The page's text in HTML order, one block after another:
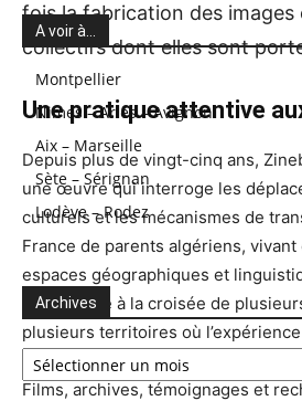
fois la fabrication des images
collectifs dont elles sont
Une pratique attentive
Depuis plus de vingt-cinq ans,
une œuvre qui interroge les
culturels et les mécanismes de
France de parents algériens,
espaces géographiques et
travail situé à la croisée de
plusieurs territoires où
rencontre constamment l’histoire
Films, archives, témoignages et
A voir à…
Montpellier
Nimes – Arles – Avignon
Aix – Marseille
Sète – Sérignan
Lodève – Rodez
Archives
Archives